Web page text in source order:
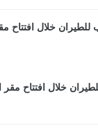
خلال افتتاح مقر